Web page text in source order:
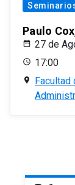
Paulo
27 de
17:00
Facultad